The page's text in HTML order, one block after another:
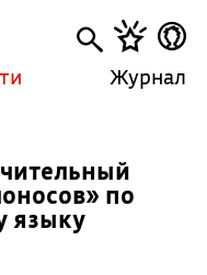
Журнал
по
языку